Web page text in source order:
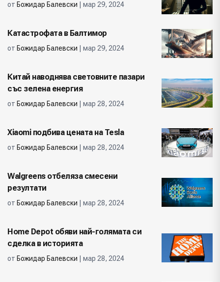
от Божидар Балевски | мар 29, 2024
Катастрофата в Балтимор
от Божидар Балевски | мар 29, 2024
Китай наводнява световните пазари
със зелена енергия
от Божидар Балевски | мар 28, 2024
Xiaomi подбива цената на Tesla
от Божидар Балевски | мар 28, 2024
Walgreens отбеляза смесени
резултати
от Божидар Балевски | мар 28, 2024
Home Depot обяви най-голямата си
сделка в историята
от Божидар Балевски | мар 28, 2024